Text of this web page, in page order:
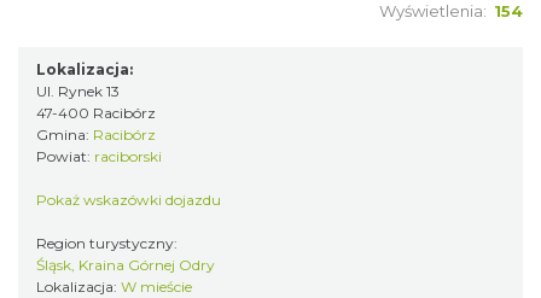
Wyświetlenia: 154
Lokalizacja:
Ul. Rynek 13
47-400 Racibórz
Gmina: Racibórz
Powiat: raciborski
Pokaż wskazówki dojazdu
Region turystyczny:
Śląsk, Kraina Górnej Odry
Lokalizacja: W mieście